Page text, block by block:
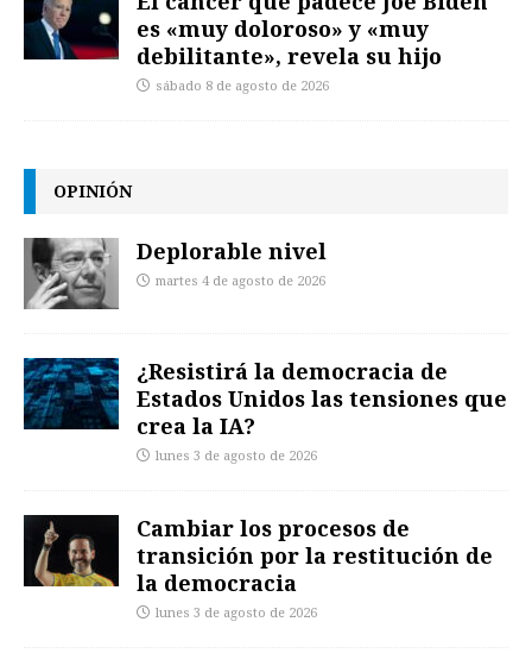
es «muy doloroso» y «muy
debilitante», revela su hijo
sábado 8 de agosto de 2026
OPINIÓN
Deplorable nivel
martes 4 de agosto de 2026
¿Resistirá la democracia de
Estados Unidos las tensiones que
crea la IA?
lunes 3 de agosto de 2026
Cambiar los procesos de
transición por la restitución de
la democracia
lunes 3 de agosto de 2026